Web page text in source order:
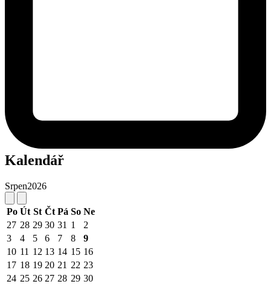
Kalendář
Srpen2026
Po Út St Čt Pá So Ne
27 28 29 30 31 1
2
3
4 5 6 7 8
9
10 11 12 13 14 15 16
17 18 19 20 21 22 23
24 25 26 27 28 29 30